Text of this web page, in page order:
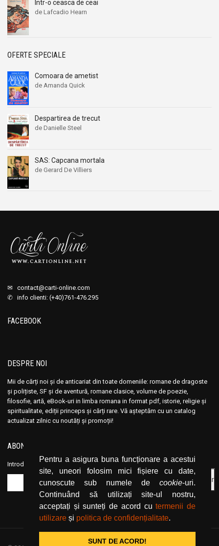
Pentru a asigura buna funcționare a acestui
site, uneori folosim mici fișiere cu date,
cunoscute sub numele de cookie-uri.
Continuând să utilizați site-ul nostru,
acceptați și sunteți de acord cutermenii de
utilizare și politica de confidențialitate.
SUNT DE ACORD!
Intr-o ceasca de ceai
de Lafcadio Hearn
OFERTE SPECIALE
Comoara de ametist
de Amanda Quick
Despartirea de trecut
de Danielle Steel
SAS: Capcana mortala
de Gerard De Villiers
✉ contact@carti-online.com
✆ info clienti: (+40)761-476.295
FACEBOOK
DESPRE NOI
Mii de cărți noi și de anticariat din toate domeniile: romane de dragoste
și polițiste, SF și de aventură, romane clasice, volume de poezie,
filosofie, artă, eBook-uri in limba romana in format pdf, istorie, religie și
spiritualitate, ediții princeps și cărți rare. Vă așteptăm cu un catalog
actualizat zilnic cu noutăți și promoții!
ABONEAZĂ-TE LA NEWSLETTER
Introduceți adresa dvs. de email și dați click pe butonul de abonare.